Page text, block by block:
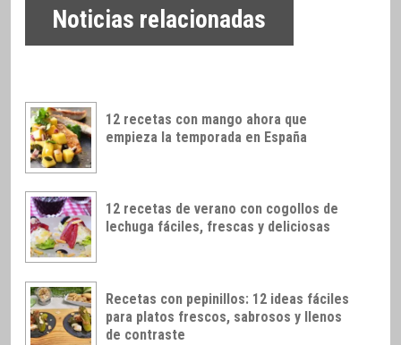
Noticias relacionadas
12 recetas con mango ahora que
empieza la temporada en España
12 recetas de verano con cogollos de
lechuga fáciles, frescas y deliciosas
Recetas con pepinillos: 12 ideas fáciles
para platos frescos, sabrosos y llenos
de contraste